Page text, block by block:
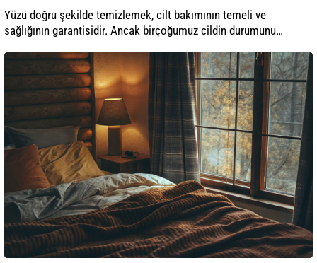
Yüzü doğru şekilde temizlemek, cilt bakımının temeli ve
sağlığının garantisidir. Ancak birçoğumuz cildin durumunu
temizliğinde en yaygın y..